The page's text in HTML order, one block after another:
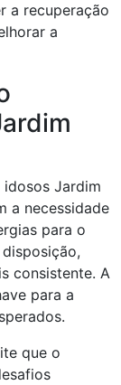
a recuperação
a
Jardim
a necessidade
para o
consistente. A
para a
que o